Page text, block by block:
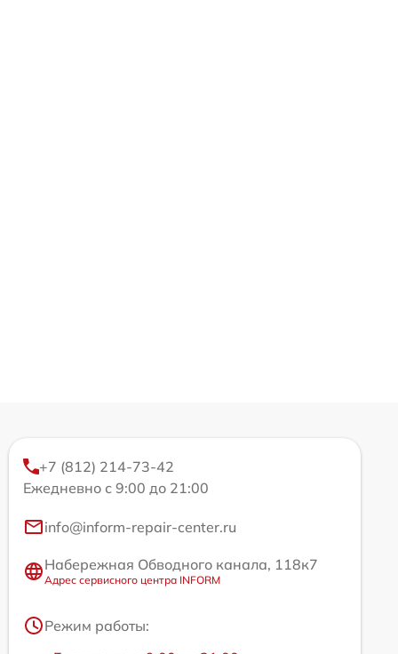
+7 (812) 214-73-42
Ежедневно с 9:00 до 21:00
info@inform-repair-center.ru
Набережная Обводного канала, 118к7
Адрес сервисного центра INFORM
Режим работы: